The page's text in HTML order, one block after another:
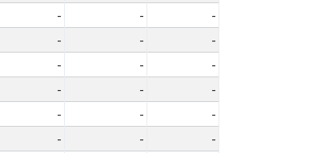
- -
-
- -
-
- -
-
- -
-
- -
-
- -
-